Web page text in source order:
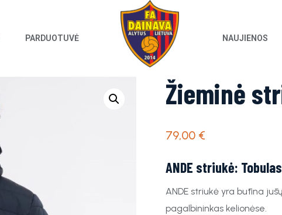
PARDUOTUVĖ NAUJIENOS
Žieminė
79,00 €
ANDE striukė:
ANDE striukė yra būtina
pagalbininkas kelionėse.